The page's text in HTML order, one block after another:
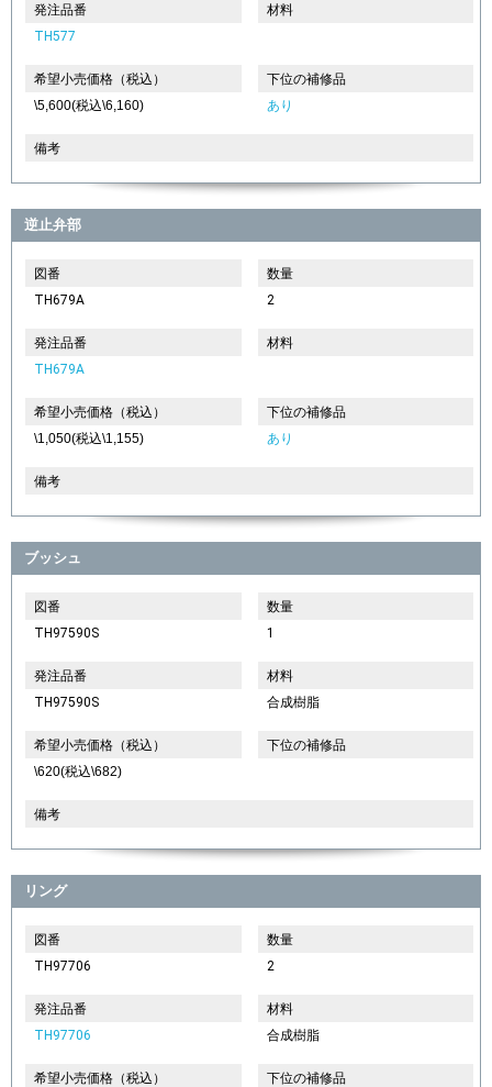
発注品番
TH577
材料
希望小売価格（税込）
\5,600(税込\6,160)
下位の補修品
あり
備考
逆止弁部
図番
TH679A
数量
2
発注品番
TH679A
材料
希望小売価格（税込）
\1,050(税込\1,155)
下位の補修品
あり
備考
ブッシュ
図番
TH97590S
数量
1
発注品番
TH97590S
材料
合成樹脂
希望小売価格（税込）
\620(税込\682)
下位の補修品
備考
リング
図番
TH97706
数量
2
発注品番
TH97706
材料
合成樹脂
希望小売価格（税込）
下位の補修品